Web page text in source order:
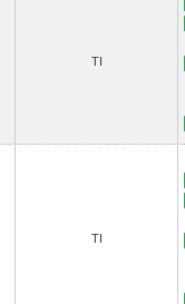
TI
TI